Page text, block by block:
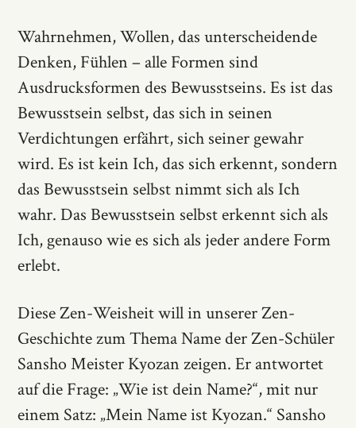
Wahrnehmen, Wollen, das unterscheidende
Denken, Fühlen – alle Formen sind
Ausdrucksformen des Bewusstseins. Es ist das
Bewusstsein selbst, das sich in seinen
Verdichtungen erfährt, sich seiner gewahr
wird. Es ist kein Ich, das sich erkennt, sondern
das Bewusstsein selbst nimmt sich als Ich
wahr. Das Bewusstsein selbst erkennt sich als
Ich, genauso wie es sich als jeder andere Form
erlebt.
Diese Zen-Weisheit will in unserer Zen-
Geschichte zum Thema Name der Zen-Schüler
Sansho Meister Kyozan zeigen. Er antwortet
auf die Frage: „Wie ist dein Name?“, mit nur
einem Satz: „Mein Name ist Kyozan.“ Sansho